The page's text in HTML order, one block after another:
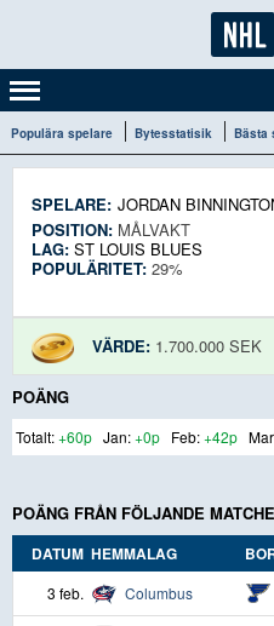
Populära spelare Bytesstatisik Bästa
SPELARE: JORDAN
POSITION: MÅLVAKT
LAG: ST LOUIS BLUES
POPULÄRITET: 29%
VÄRDE: 1.700.000 SEK
POÄNG
+60p +0p +42p
POÄNG FRÅN FÖLJANDE
DATUM HEMMALAG
3 feb. Columbus